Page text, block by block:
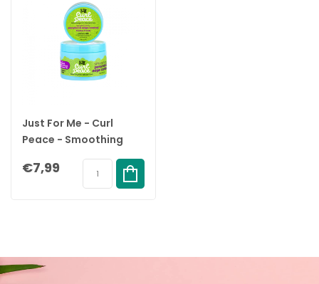
Just For Me - Curl
Peace - Smoothing
Ponytail & Edge
Control - 156gr
€7,99